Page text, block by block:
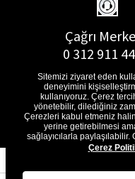
Çağrı
0 312 911
E-
Sitemizi ziyaret eden
deneyimini
kullanıyoruz. Çerez
yönetebilir, dilediğiniz
Çerezleri kabul etmeniz
yerine getirebilmesi
sağlayıcılarla
Çerez